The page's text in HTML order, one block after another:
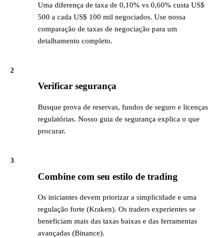
Uma diferença de taxa de 0,10% vs 0,60% custa US$
500 a cada US$ 100 mil negociados. Use nossa
comparação de taxas de negociação para um
detalhamento completo.
2
Verificar segurança
Busque prova de reservas, fundos de seguro e licenças
regulatórias. Nosso guia de segurança explica o que
procurar.
3
Combine com seu estilo de trading
Os iniciantes devem priorizar a simplicidade e uma
regulação forte (Kraken). Os traders experientes se
beneficiam mais das taxas baixas e das ferramentas
avançadas (Binance).